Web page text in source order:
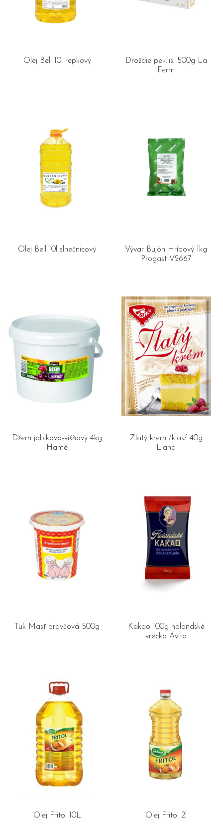
Olej Bell 10l repkový
Droždie pek.lis. 500g La
Ferm
Olej Bell 10l slnečnicový
Vývar Bujón Hríbový 1kg
Progast V2667
Džem jablkovo-višňový 4kg
Hamé
Zlatý krém /klas/ 40g
Liana
Tuk Masť bravčová 500g
Kakao 100g holandské
vrecko Avita
Olej Fritol 10L Olej Fritol 2l